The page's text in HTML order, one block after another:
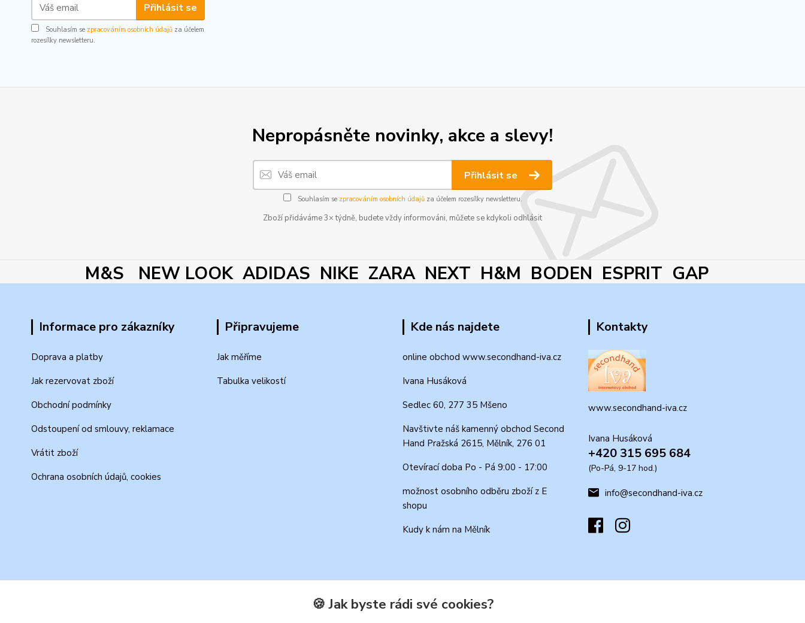
Přihlásit se
Souhlasím se zpracováním osobních údajů za účelem
rozesílky newsletteru.
Nepropásněte novinky, akce a slevy!
Přihlásit se
Souhlasím se zpracováním osobních údajůza účelem rozesílky newsletteru.
Zboží přidáváme 3× týdně, budete vždy informováni, můžete se kdykoli odhlásit
M&S NEW LOOK ADIDAS NIKE ZARA NEXT H&M BODEN ESPRIT GAP
Informace pro zákazníky
Doprava a platby
Jak rezervovat zboží
Obchodní podmínky
Odstoupení od smlouvy, reklamace
Vrátit zboží
Ochrana osobních údajů, cookies
Připravujeme
Jak měříme
Tabulka velikostí
Kde nás najdete
online obchod www.secondhand-iva.cz
Ivana Husáková
Sedlec 60, 277 35 Mšeno
Navštivte náš kamenný obchod Second
Hand Pražská 2615, Mělník, 276 01
Otevírací doba Po - Pá 9:00 - 17:00
možnost osobního odběru zboží z E
shopu
Kudy k nám na Mělník
Kontakty
www.secondhand-iva.cz
Ivana Husáková
+420 315 695 684
(Po-Pá, 9-17 hod.)
info@secondhand-iva.cz
🍪 Jak byste rádi své cookies?